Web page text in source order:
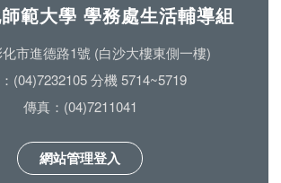
範大學 學務處生活輔導組
市進德路1號 (白沙大樓東側一樓)
(04)7232105 分機 5714~5719
傳真：(04)7211041
網站管理登入